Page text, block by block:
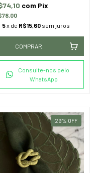
com Pix
5x de R$15,60 sem juros
COMPRAR
Consulte-nos pelo
WhatsApp
29% OFF